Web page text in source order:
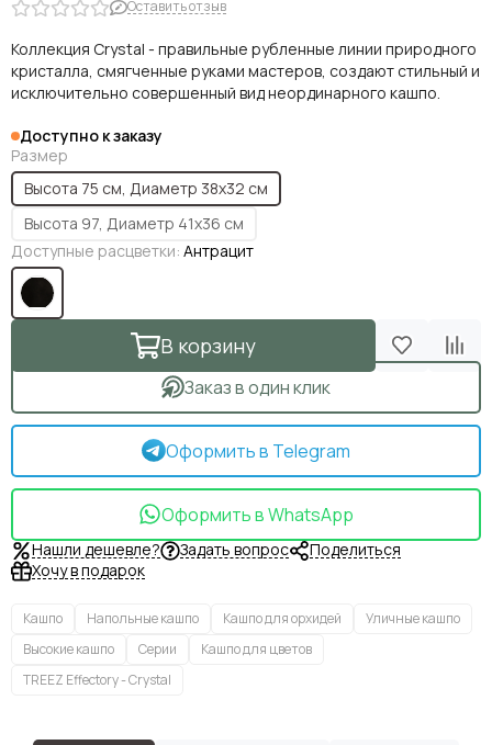
Оставить отзыв
Коллекция Crystal - правильные рубленные линии природного
кристалла, смягченные руками мастеров, создают стильный и
исключительно совершенный вид неординарного кашпо.
Доступно к заказу
Размер
Высота 75 см, Диаметр 38х32 см
Высота 97, Диаметр 41х36 см
Доступные расцветки: Антрацит
В корзину
Заказ в один клик
Оформить в Telegram
Оформить в WhatsApp
Нашли дешевле? Задать вопрос
Поделиться
Хочу в подарок
Кашпо Напольные кашпо Кашпо для орхидей
Уличные кашпо
Высокие кашпо
Серии
Кашпо для цветов
TREEZ Effectory - Crystal